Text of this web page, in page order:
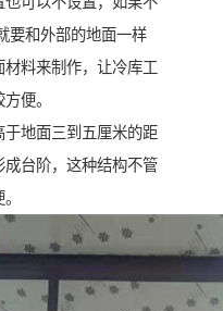
要和外部的地面一样
料来制作，让冷库工
便。
地面三到五厘米的距
台阶，这种结构不管